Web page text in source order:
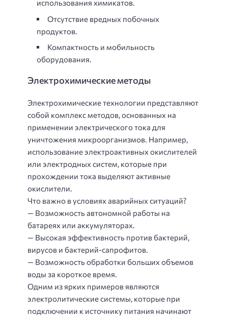
использования химикатов.
Отсутствие вредных побочных
продуктов.
Компактность и мобильность
оборудования.
Электрохимические методы
Электрохимические технологии представляют
собой комплекс методов, основанных на
применении электрического тока для
уничтожения микроорганизмов. Например,
использование электроактивных окислителей
или электродных систем, которые при
прохождении тока выделяют активные
окислители.
Что важно в условиях аварийных ситуаций?
— Возможность автономной работы на
батареях или аккумуляторах.
— Высокая эффективность против бактерий,
вирусов и бактерий-сапрофитов.
— Возможность обработки больших объемов
воды за короткое время.
Одним из ярких примеров являются
электролитические системы, которые при
подключении к источнику питания начинают